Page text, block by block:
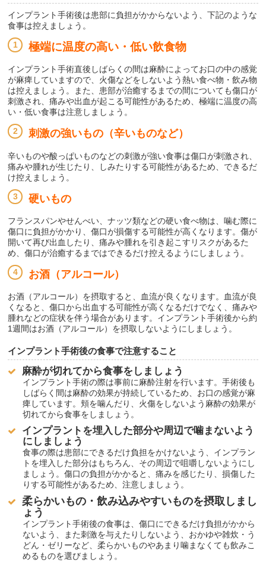
インプラント手術後は患部に負担がかからないよう、下記のような
食事は控えましょう。
極端に温度の高い・低い飲食物
インプラント手術直後しばらくの間は麻酔によってお口の中の感覚
が麻痺していますので、火傷などをしないよう熱い食べ物・飲み物
は控えましょう。また、患部が治癒するまでの間についても傷口が
刺激され、痛みや出血が起こる可能性があるため、極端に温度の高
い・低い食事は注意しましょう。
刺激の強いもの（辛いものなど）
辛いものや酸っぱいものなどの刺激が強い食事は傷口が刺激され、
痛みや腫れが生じたり、しみたりする可能性があるため、できるだ
け控えましょう。
硬いもの
フランスパンやせんべい、ナッツ類などの硬い食べ物は、噛む際に
傷口に負担がかかり、傷口が損傷する可能性が高くなります。傷が
開いて再び出血したり、痛みや腫れを引き起こすリスクがあるた
め、傷口が治癒するまではできるだけ控えるようにしましょう。
お酒（アルコール）
お酒（アルコール）を摂取すると、血流が良くなります。血流が良
くなると、傷口から出血する可能性が高くなるだけでなく、痛みや
腫れなどの症状を伴う場合があります。インプラント手術後から約
1週間はお酒（アルコール）を摂取しないようにしましょう。
インプラント手術後の食事で注意すること
麻酔が切れてから食事をしましょう
インプラント手術の際は事前に麻酔注射を行います。手術後も
しばらく間は麻酔の効果が持続しているため、お口の感覚が麻
痺しています。頬を噛んだり、火傷をしないよう麻酔の効果が
切れてから食事をしましょう。
インプラントを埋入した部分や周辺で噛まないよう
にしましょう
食事の際は患部にできるだけ負担をかけないよう、インプラン
トを埋入した部分はもちろん、その周辺で咀嚼しないようにし
ましょう。傷口の負担がかかると、痛みを感じたり、損傷した
りする可能性があるため、注意しましょう。
柔らかいもの・飲み込みやすいものを摂取しまし
ょう
インプラント手術後の食事は、傷口にできるだけ負担がかから
ないよう、また刺激を与えたりしないよう、おかゆや雑炊・う
どん・ゼリーなど、柔らかいものやあまり噛まなくても飲みこ
めるものを選びましょう。